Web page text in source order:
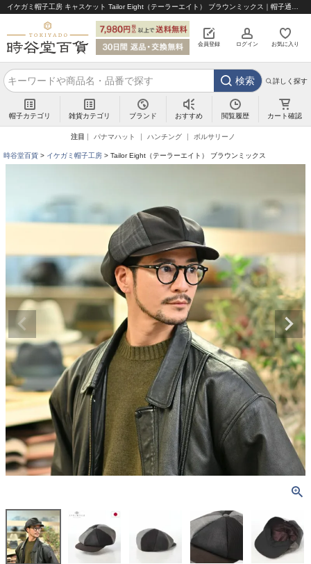
会員登録 ログイン お気に入り
検索 詳しく探す
帽子カテゴリ 雑貨カテゴリ ブランド おすすめ 閲覧履歴 カート確認
注目 パナマハット ハンチング ボルサリーノ
時谷堂百貨 イケガミ帽子工房 Tailor Eight（テーラーエイト） ブラウンミックス